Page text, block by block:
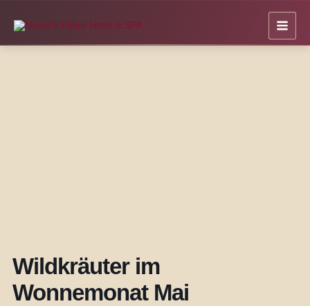
Inhalt
springen
Wildkräuter im
Wonnemonat Mai